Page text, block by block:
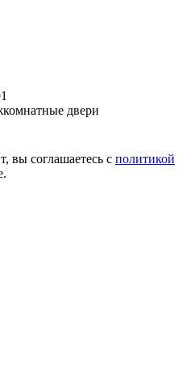
двери
вы соглашаетесь с политикой